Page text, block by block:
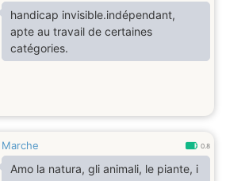
handicap invisible.indépendant,
apte au travail de certaines
catégories.
Marche 0.8
Amo la natura, gli animali, le piante, i